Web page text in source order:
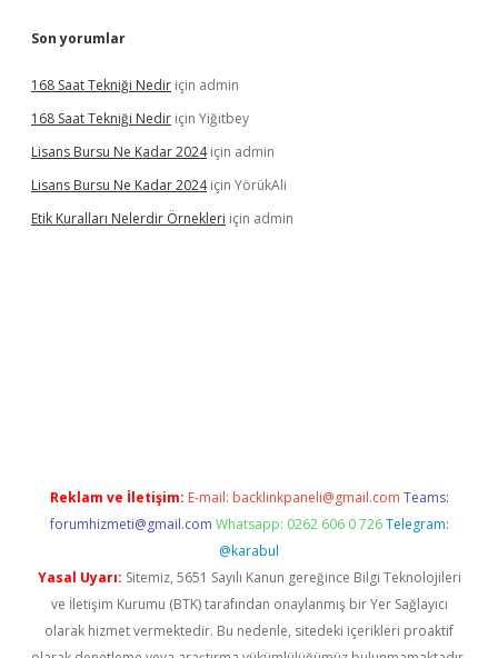
Son yorumlar
168 Saat Tekniği Nedir için admin
168 Saat Tekniği Nedir için Yiğitbey
Lisans Bursu Ne Kadar 2024için admin
Lisans Bursu Ne Kadar 2024için YörükAli
Etik Kuralları Nelerdir Örnekleri için admin
Reklam ve İletişim: E-mail: backlinkpaneli@gmail.com Teams:
forumhizmeti@gmail.com Whatsapp: 0262 606 0 726 Telegram:
@karabul
Yasal Uyarı: Sitemiz, 5651 Sayılı Kanun gereğince Bilgi Teknolojileri
ve İletişim Kurumu (BTK) tarafından onaylanmış bir Yer Sağlayıcı
olarak hizmet vermektedir. Bu nedenle, sitedeki içerikleri proaktif